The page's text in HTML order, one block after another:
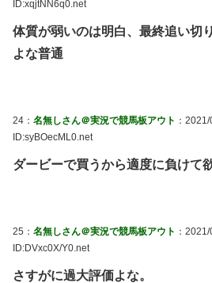
ID:xqjtNN6q0.net
体質が弱いのは明白、最終追い切
よな普通
24： 名無しさん＠実況で競馬板アウト ：
ID:syBOecML0.net
ダービーで買うから適度に負けて
25： 名無しさん＠実況で競馬板アウト ：
ID:DVxc0X/Y0.net
さすがに過大評価よな。